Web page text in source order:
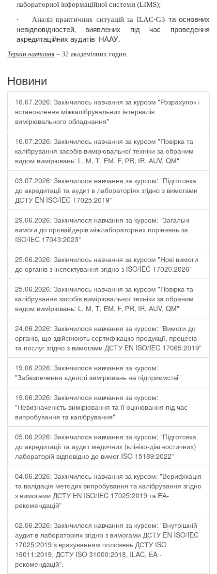
лабораторної інформаційної системи (LIMS);
·
Аналіз практичних ситуацій за ILAC-G3 та основних
невідповідностей, виявлених під час проведення
акредитаційних аудитів НААУ.
Термін навчання – 32 академічних годин.
Новини
16.07.2026: Закінчилось навчання за курсом "Розрахунок і
встановлення міжкалібрувальних інтервалів
вимірювального обладнання"
16.07.2026: Закінчилось навчання за курсом "Повірка та
калібрування засобів вимірювальної техніки за обраним
видом вимірювань: L, М, Т, ЕМ, F, РR, ІR, АUV, QМ"
03.07.2026: Закінчилося навчання за курсом: "Підготовка
до акредитації та аудит в лабораторіях згідно з вимогами
ДСТУ EN ISO/IEC 17025:2019"
29.06.2026: Закінчилося навчання за курсом: "Загальні
вимоги до провайдерів міжлабораторних порівнянь за
ISO/IEC 17043:2023"
25.06.2026: Закінчилось навчання за курсом "Нові вимоги
до органів з інспектування згідно з ISO/IEC 17020:2026"
25.06.2026: Закінчилось навчання за курсом "Повірка та
калібрування засобів вимірювальної техніки за обраним
видом вимірювань: L, М, Т, ЕМ, F, РR, ІR, АUV, QМ"
24.06.2026: Закінчилося навчання за курсом: "Вимоги до
органів, що здійснюють сертифікацію продукції, процесів
та послуг згідно з вимогами ДСТУ EN ISO/IEC 17065:2019"
19.06.2026: Закінчилося навчання за курсом:
"Забезпечення єдності вимірювань на підприємстві"
19.06.2026: Закінчилося навчання за курсом:
"Невизначеність вимірювання та її оцінювання під час
випробування та калібрування"
05.06.2026: Закінчилося навчання за курсом: "Підготовка
до акредитації та аудит медичних (клініко-діагностичних)
лабораторій відповідно до вимог ISO 15189:2022"
04.06.2026: Закінчилось навчання за курсом: "Верифікація
та валідація методик випробування та калібрування згідно
з вимогами ДСТУ EN ISO/IEC 17025:2019 та ЕА-
рекомендацій"
02.06.2026: Закінчилося навчання за курсом: "Внутрішній
аудит в лабораторіях згідно з вимогами ДСТУ EN ISO/IEC
17025:2019 з врахуванням положень ДСТУ ISO
19011:2019, ДСТУ ISO 31000:2018, ILAC, EA -
рекомендацій".